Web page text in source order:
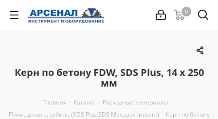
0
Керн по бетону FDW, SDS Plus, 14 х 250
мм
Главная - Каталог - Расходные материалы -
Пики, долото, зубило (SDS Plus,SDS Max,шестигран.) - Керн по бетону